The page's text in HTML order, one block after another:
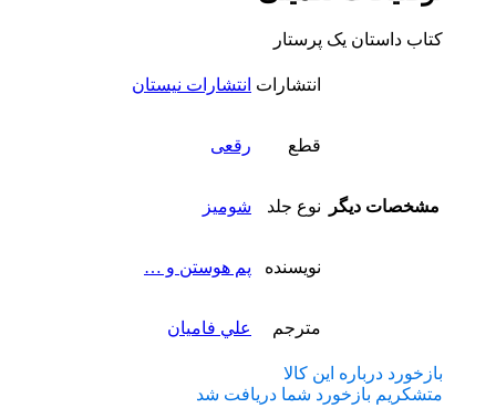
کتاب داستان یک پرستار
مشخصات دیگر
انتشارات انتشارات نیستان
قطع رقعی
نوع جلد شومیز
نویسنده پم هوستن و …
مترجم علي فاميان
بازخورد درباره این کالا
متشکریم بازخورد شما دریافت شد